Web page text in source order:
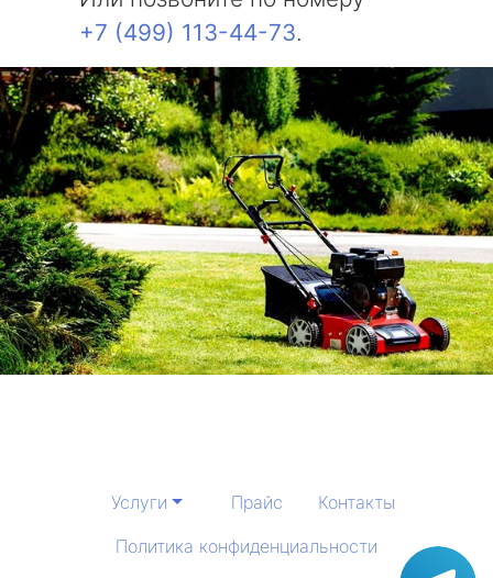
+7 (499) 113-44-73.
Услуги Прайс
Контакты
Политика конфиденциальности